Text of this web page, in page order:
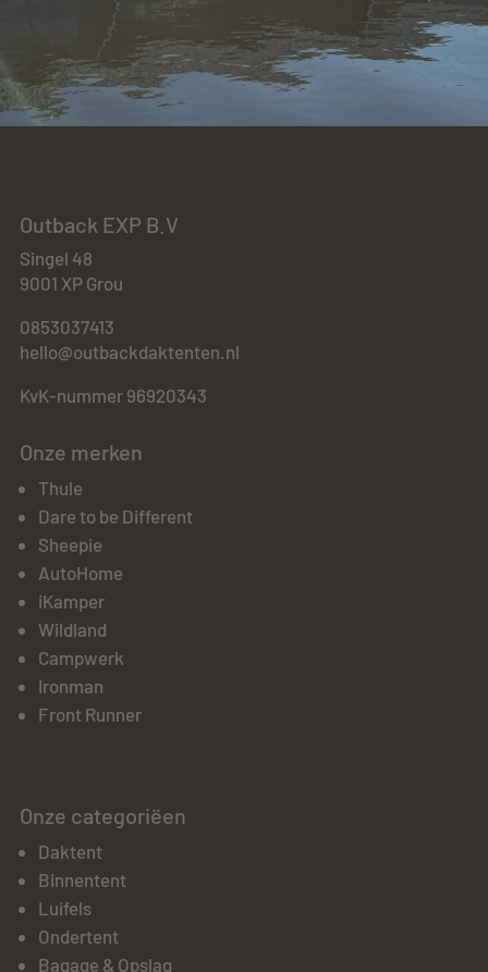
Outback EXP B.V
Singel 48
9001 XP Grou
0853037413
hello@outbackdaktenten.nl
KvK-nummer 96920343
Onze merken
Thule
Dare to be Different
Sheepie
AutoHome
iKamper
Wildland
Campwerk
Ironman
Front Runner
Onze categoriëen
Daktent
Binnentent
Luifels
Ondertent
Bagage & Opslag